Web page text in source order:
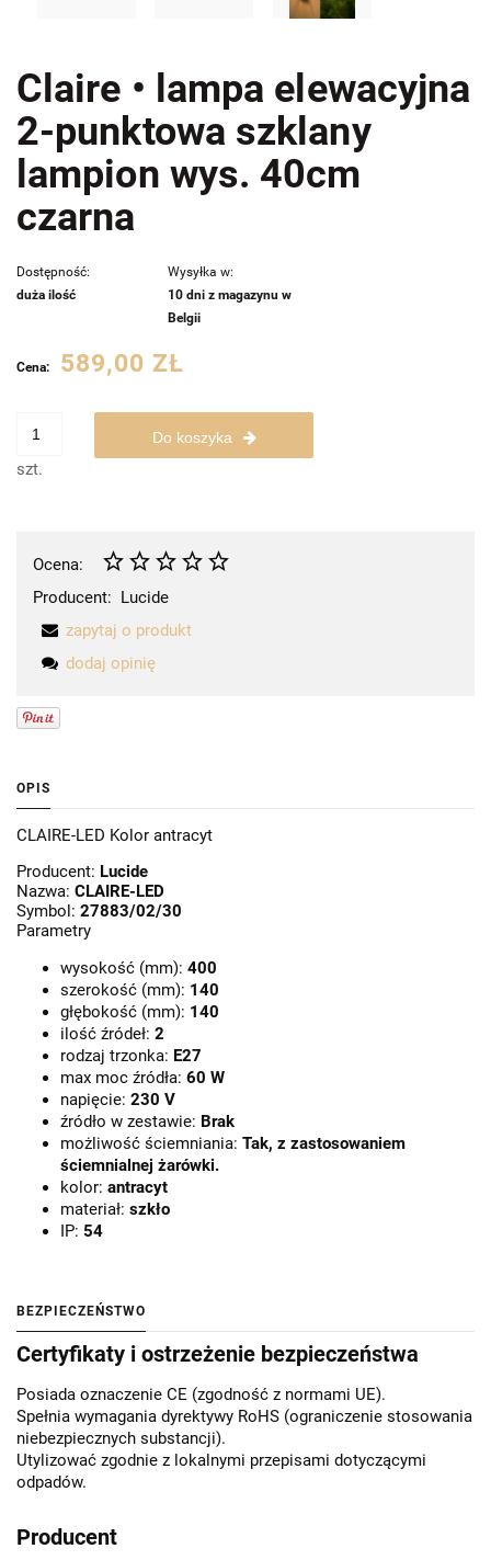
Claire • lampa elewacyjna
2-punktowa szklany
lampion wys. 40cm
czarna
Dostępność:
duża ilość
Wysyłka w:
10 dni z magazynu w
Belgii
Cena: 589,00 ZŁ
szt.
Do koszyka
Ocena:
Producent: Lucide
zapytaj o produkt
dodaj opinię
OPIS
CLAIRE-LED Kolor antracyt
Producent: Lucide
Nazwa: CLAIRE-LED
Symbol: 27883/02/30
Parametry
wysokość (mm): 400
szerokość (mm): 140
głębokość (mm): 140
ilość źródeł: 2
rodzaj trzonka: E27
max moc źródła: 60 W
napięcie: 230 V
źródło w zestawie: Brak
możliwość ściemniania: Tak, z zastosowaniem
ściemnialnej żarówki.
kolor: antracyt
materiał: szkło
IP: 54
BEZPIECZEŃSTWO
Certyfikaty i ostrzeżenie bezpieczeństwa
Posiada oznaczenie CE (zgodność z normami UE).
Spełnia wymagania dyrektywy RoHS (ograniczenie stosowania
niebezpiecznych substancji).
Utylizować zgodnie z lokalnymi przepisami dotyczącymi
odpadów.
Producent